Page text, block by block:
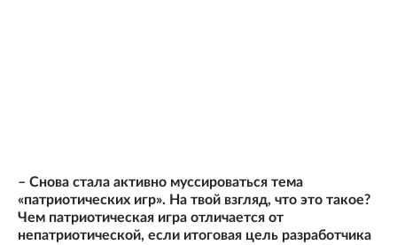
– Снова стала активно муссироваться тема
«патриотических игр». На твой взгляд, что это такое?
Чем патриотическая игра отличается от
непатриотической, если итоговая цель разработчика